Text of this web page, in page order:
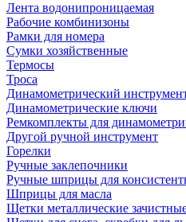
Лента водонипроницаемая
Рабочие комбинизоны
Рамки для номера
Сумки хозяйственные
Термосы
Троса
Динамометрический
Динамометрические ключи
Ремкомплекты для
Другой ручной инструмент
Горелки
Ручные заклепочники
Ручные шприцы для
Шприцы для масла
Щетки металлические